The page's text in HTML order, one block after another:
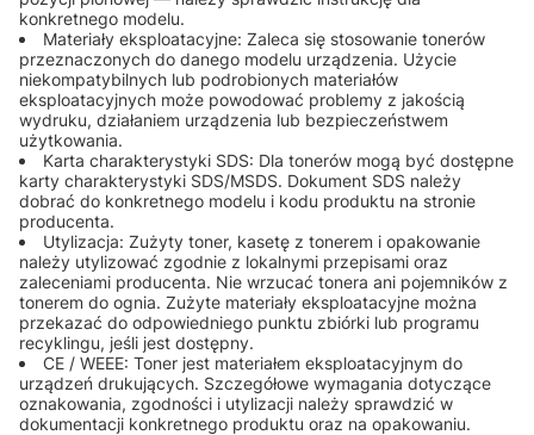
konkretnego modelu.
Materiały eksploatacyjne: Zaleca się stosowanie tonerów
przeznaczonych do danego modelu urządzenia. Użycie
niekompatybilnych lub podrobionych materiałów
eksploatacyjnych może powodować problemy z jakością
wydruku, działaniem urządzenia lub bezpieczeństwem
użytkowania.
Karta charakterystyki SDS: Dla tonerów mogą być dostępne
karty charakterystyki SDS/MSDS. Dokument SDS należy
dobrać do konkretnego modelu i kodu produktu na stronie
producenta.
Utylizacja: Zużyty toner, kasetę z tonerem i opakowanie
należy utylizować zgodnie z lokalnymi przepisami oraz
zaleceniami producenta. Nie wrzucać tonera ani pojemników z
tonerem do ognia. Zużyte materiały eksploatacyjne można
przekazać do odpowiedniego punktu zbiórki lub programu
recyklingu, jeśli jest dostępny.
CE / WEEE: Toner jest materiałem eksploatacyjnym do
urządzeń drukujących. Szczegółowe wymagania dotyczące
oznakowania, zgodności i utylizacji należy sprawdzić w
dokumentacji konkretnego produktu oraz na opakowaniu.